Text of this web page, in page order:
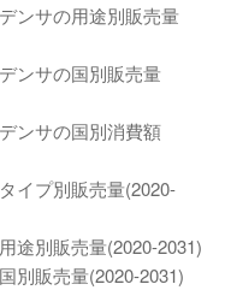
ンサの用途別販売量
ンサの国別販売量
ンサの国別消費額
イプ別販売量(2020-
途別販売量(2020-2031)
別販売量(2020-2031)